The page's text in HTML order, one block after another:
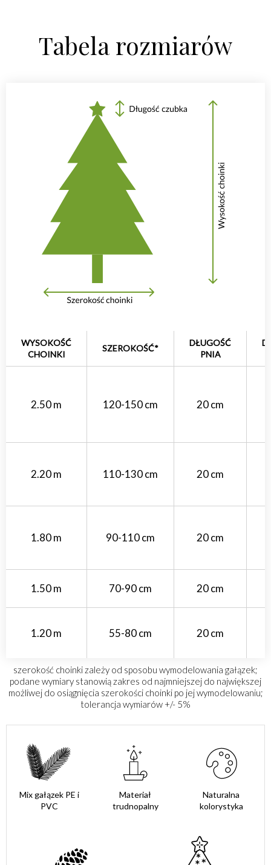
Tabela rozmiarów
WYSOKOŚĆ
CHOINKI
SZEROKOŚĆ*
DŁUGOŚĆ
PNIA
2.50 m 120-150 cm 20 cm
2.20 m 110-130 cm 20 cm
1.80 m 90-110 cm 20 cm
1.50 m 70-90 cm 20 cm
1.20 m 55-80 cm 20 cm
szerokość choinki zależy od sposobu wymodelowania gałązek;
podane wymiary stanowią zakres od najmniejszej do największej
możliwej do osiągnięcia szerokości choinki po jej wymodelowaniu;
tolerancja wymiarów +/- 5%
Mix gałązek PE i
PVC
Materiał
trudnopalny
Naturalna
kolorystyka